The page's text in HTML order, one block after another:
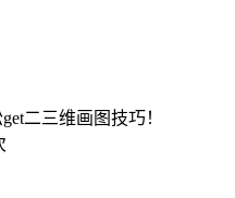
二三维画图技巧！